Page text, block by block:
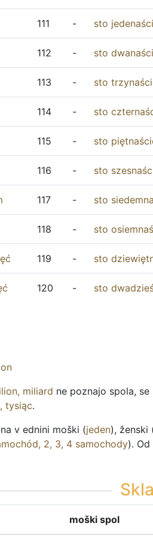
111 - sto
112 - sto
113 - sto
114 - sto
115 - sto
116 - sto
117 - sto
118 - sto
119 - sto
120 - sto
, miliard ne poznajo spola,
, tysiąc.
v ednini moški (jeden), ženski
, 2, 3, 4 samochody).
moški spol